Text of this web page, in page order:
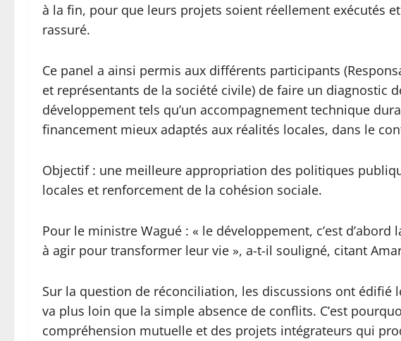
à la fin, pour que leurs projets soient réellement exécutés
rassuré.
Ce panel a ainsi permis aux différents participants
et représentants de la société civile) de faire un diagnostic
développement tels qu’un accompagnement technique
financement mieux adaptés aux réalités locales, dans le
Objectif : une meilleure appropriation des politiques
locales et renforcement de la cohésion sociale.
Pour le ministre Wagué : « le développement, c’est
à agir pour transformer leur vie », a-t-il souligné, citant
Sur la question de réconciliation, les discussions ont édifié
va plus loin que la simple absence de conflits. C’est
compréhension mutuelle et des projets intégrateurs qui